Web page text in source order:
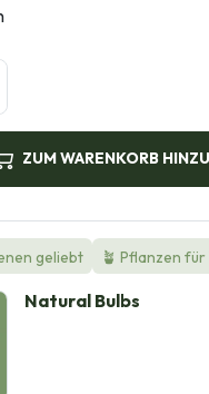
ZUM WARENKORB
geliebt 🪴 Pflanzen
Natural Bulbs